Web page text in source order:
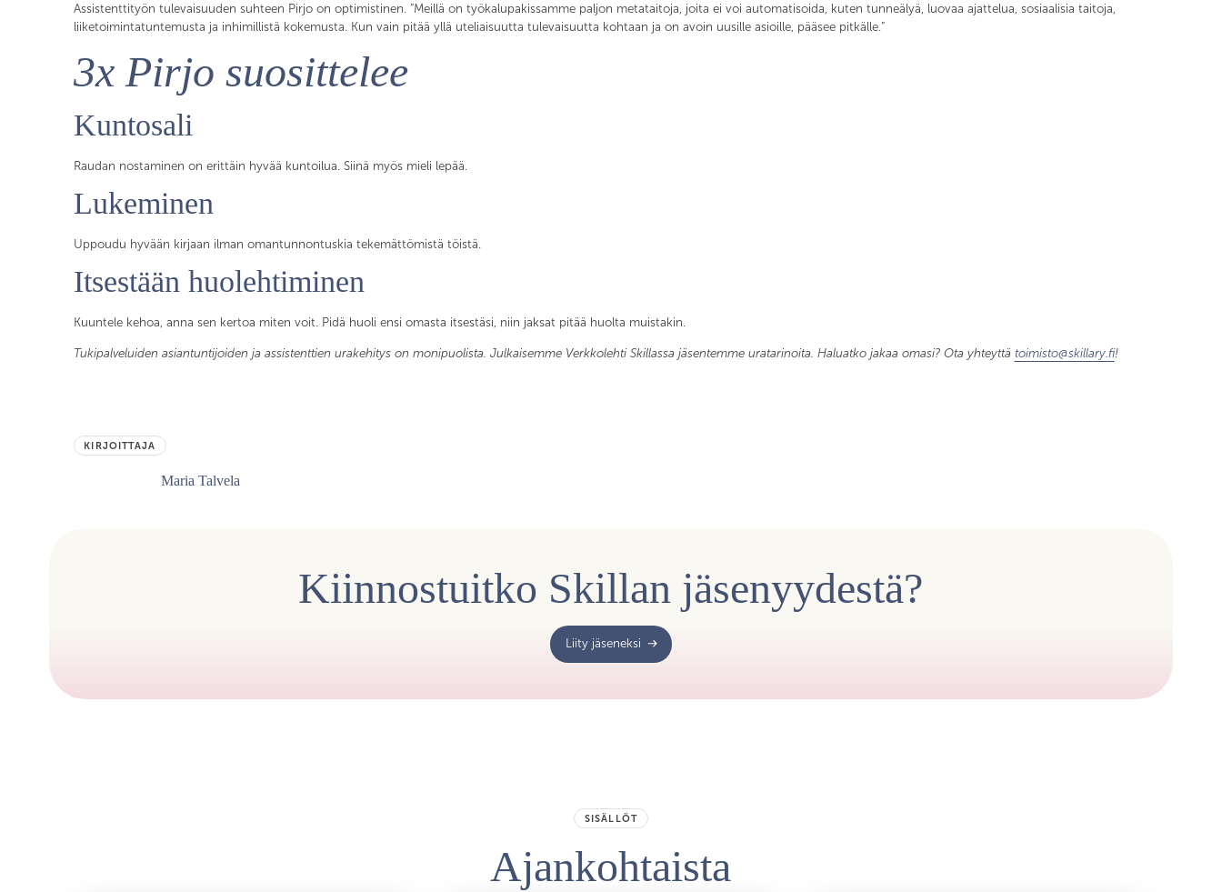
Assistenttityön tulevaisuuden suhteen Pirjo on optimistinen. ”Meillä on työkalupakissamme paljon metataitoja, joita ei voi automatisoida, kuten tunneälyä, luovaa ajattelua, sosiaalisia taitoja,
liiketoimintatuntemusta ja inhimillistä kokemusta. Kun vain pitää yllä uteliaisuutta tulevaisuutta kohtaan ja on avoin uusille asioille, pääsee pitkälle.”
3x Pirjo suosittelee
Kuntosali
Raudan nostaminen on erittäin hyvää kuntoilua. Siinä myös mieli lepää.
Lukeminen
Uppoudu hyvään kirjaan ilman omantunnontuskia tekemättömistä töistä.
Itsestään huolehtiminen
Kuuntele kehoa, anna sen kertoa miten voit. Pidä huoli ensi omasta itsestäsi, niin jaksat pitää huolta muistakin.
Tukipalveluiden asiantuntijoiden ja assistenttien urakehitys on monipuolista. Julkaisemme Verkkolehti Skillassa jäsentemme uratarinoita. Haluatko jakaa omasi? Ota yhteyttä toimisto@skillary.fi!
KIRJOITTAJA
Maria Talvela
Kiinnostuitko Skillan jäsenyydestä?
Liity jäseneksi
SISÄLLÖT
Ajankohtaista